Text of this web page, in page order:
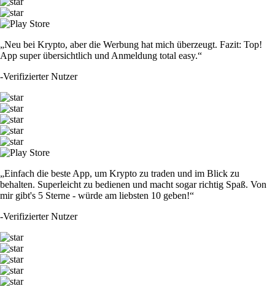
„Neu bei Krypto, aber die Werbung hat mich überzeugt. Fazit: Top!
App super übersichtlich und Anmeldung total easy.“
-Verifizierter Nutzer
„Einfach die beste App, um Krypto zu traden und im Blick zu
behalten. Superleicht zu bedienen und macht sogar richtig Spaß. Von
mir gibt's 5 Sterne - würde am liebsten 10 geben!“
-Verifizierter Nutzer